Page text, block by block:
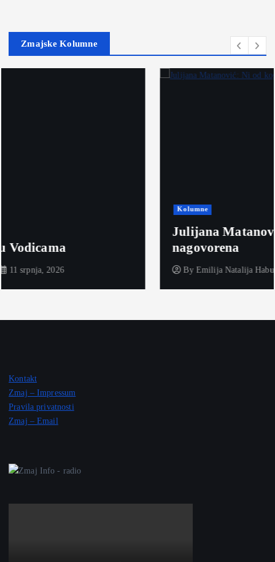
Zmajske Kolumne
Julijana Matanović: Ni od kog
nagovorena
By Emilija Natalija Habulin 25 lipnja, 2026
Kontakt
Zmaj – Impressum
Pravila privatnosti
Zmaj – Email